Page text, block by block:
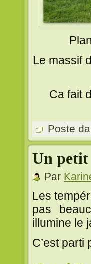
Le massif
Ca fait
Poste
Un
Par
Les
pas
illumine le
C’est parti